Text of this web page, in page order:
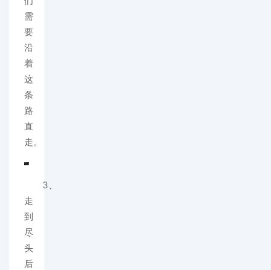
需
要
沿
着
这
条
路
直
走。
3、
走
到
尽
头
后